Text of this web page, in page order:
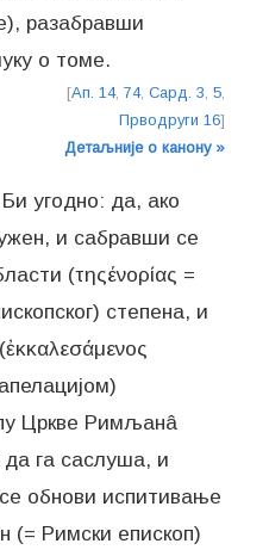
разабравши
о томе.
[Ап. 14, 74, Сард. 3, 5,
Прводруги 16]
Детаљније о канону »
угодно: да, ако
и сабравши се
(τηςένορίας =
степена, и
Цркве Римљанâ
да га саслуша, и
обнови испитивање
(= Римски епископ)